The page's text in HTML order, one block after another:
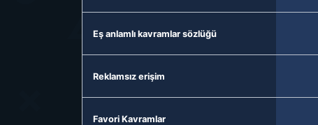
Eş anlamlı kavramlar sözlüğü
Reklamsız erişim
Favori Kavramlar